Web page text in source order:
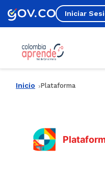
Iniciar
Estás aquí
Inicio Plataforma